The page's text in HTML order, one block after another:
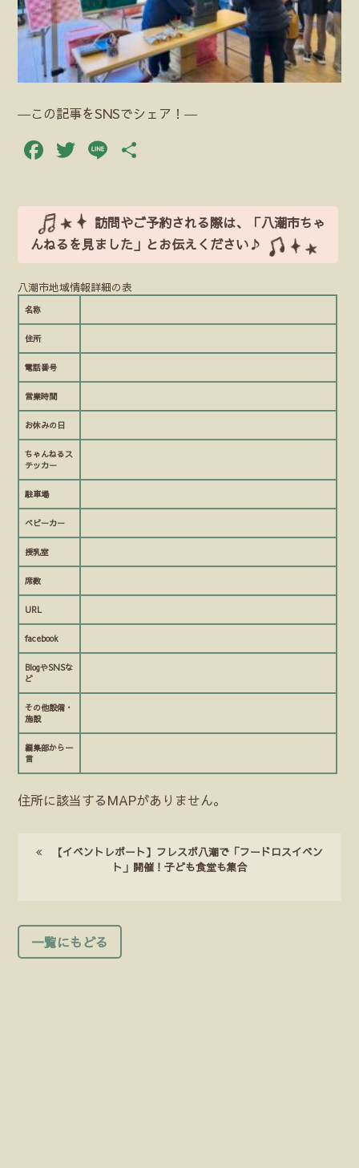
―この記事をSNSでシェア！―
Facebook
Twitter
Line
訪問やご予約される際は、「八潮市ちゃ
んねるを見ました」とお伝えください♪
八潮市地域情報詳細の表
名称
住所
電話番号
営業時間
お休みの日
ちゃんねるス
テッカー
駐車場
ベビーカー
授乳室
席数
URL
facebook
BlogやSNSな
ど
その他設備・
施設
編集部から一
言
住所に該当するMAPがありません。
【イベントレポート】フレスポ八潮で「フードロスイベン
ト」開催！子ども食堂も集合
一覧にもどる